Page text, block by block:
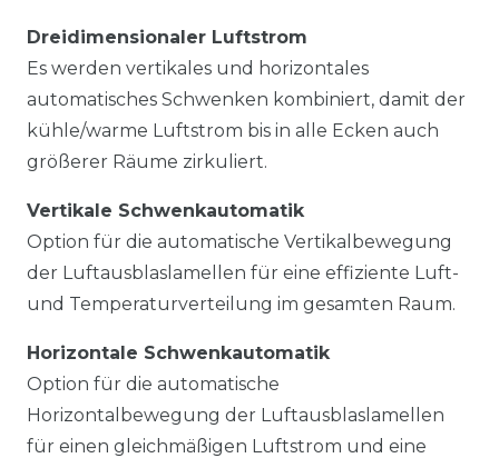
Dreidimensionaler Luftstrom
Es werden vertikales und horizontales
automatisches Schwenken kombiniert, damit der
kühle/warme Luftstrom bis in alle Ecken auch
größerer Räume zirkuliert.
Vertikale Schwenkautomatik
Option für die automatische Vertikalbewegung
der Luftausblaslamellen für eine effiziente Luft-
und Temperaturverteilung im gesamten Raum.
Horizontale Schwenkautomatik
Option für die automatische
Horizontalbewegung der Luftausblaslamellen
für einen gleichmäßigen Luftstrom und eine